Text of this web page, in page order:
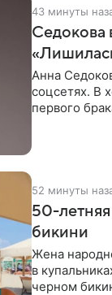
43 минуты
Седокова
Анна
соцсетях. В
первого
52 минуты
50-
бикини
Жена
в
черном